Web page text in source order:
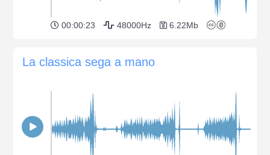
00:00:23 48000Hz 6.22Mb
La classica sega a mano